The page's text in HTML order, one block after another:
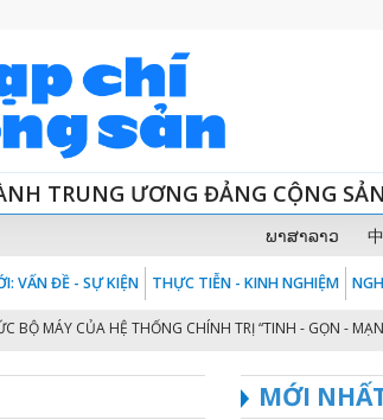
TRUNG ƯƠNG ĐẢNG CỘNG
ພາສາລາວ
VẤN ĐỀ - SỰ KIỆN THỰC TIỄN - KINH NGHIỆM
MÁY CỦA HỆ THỐNG CHÍNH TRỊ “TINH - GỌN -
MỚI